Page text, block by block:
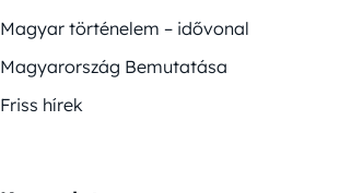
Magyar történelem – idővonal
Magyarország Bemutatása
Friss hírek